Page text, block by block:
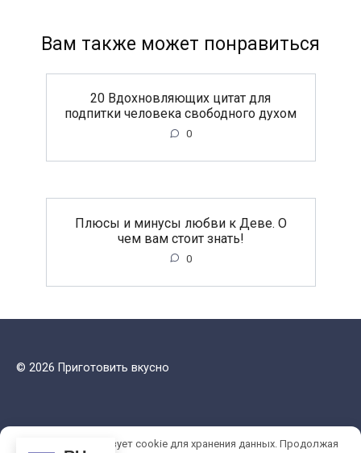
Вам также может понравиться
20 Вдохновляющих цитат для
подпитки человека свободного духом
0
Плюсы и минусы любви к Деве. О
чем вам стоит знать!
0
© 2026 Приготовить вкусно
Этот сайт использует cookie для хранения данных. Продолжая